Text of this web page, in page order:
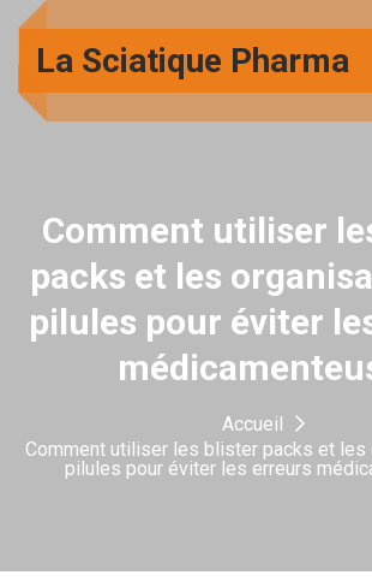
La Sciatique Pharma
Comment utiliser
packs et les
pilules pour éviter
Accueil
Comment utiliser les blister packs et les
pilules pour éviter les erreurs